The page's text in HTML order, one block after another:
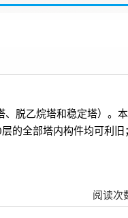
、脱乙烷塔和稳定塔）。
的全部塔内构件均可利旧
阅读次